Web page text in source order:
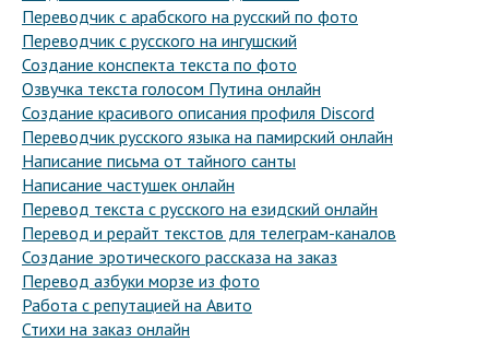
Переводчик с арабского на русский по фото
Переводчик с русского на ингушский
Создание конспекта текста по фото
Озвучка текста голосом Путина онлайн
Создание красивого описания профиля Discord
Переводчик русского языка на памирский онлайн
Написание письма от тайного санты
Написание частушек онлайн
Перевод текста с русского на езидский онлайн
Перевод и рерайт текстов для телеграм-каналов
Создание эротического рассказа на заказ
Перевод азбуки морзе из фото
Работа с репутацией на Авито
Стихи на заказ онлайн